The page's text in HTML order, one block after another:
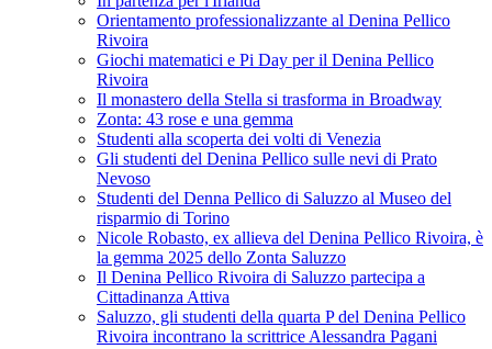
Orientamento professionalizzante al Denina Pellico
Rivoira
Giochi matematici e Pi Day per il Denina Pellico
Rivoira
Il monastero della Stella si trasforma in Broadway
Zonta: 43 rose e una gemma
Studenti alla scoperta dei volti di Venezia
Gli studenti del Denina Pellico sulle nevi di Prato
Nevoso
Studenti del Denna Pellico di Saluzzo al Museo del
risparmio di Torino
Nicole Robasto, ex allieva del Denina Pellico Rivoira, è
la gemma 2025 dello Zonta Saluzzo
Il Denina Pellico Rivoira di Saluzzo partecipa a
Cittadinanza Attiva
Saluzzo, gli studenti della quarta P del Denina Pellico
Rivoira incontrano la scrittrice Alessandra Pagani